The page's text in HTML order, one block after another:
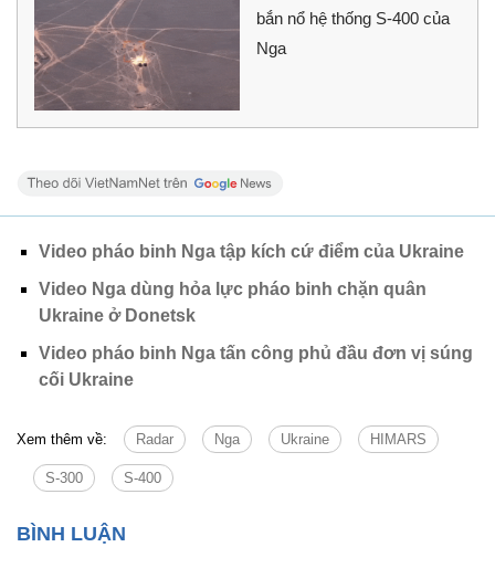
bắn nổ hệ thống S-400 của
Nga
Video pháo binh Nga tập kích cứ điểm của Ukraine
Video Nga dùng hỏa lực pháo binh chặn quân
Ukraine ở Donetsk
Video pháo binh Nga tấn công phủ đầu đơn vị súng
cối Ukraine
Xem thêm về: Radar Nga Ukraine HIMARS
S-300 S-400